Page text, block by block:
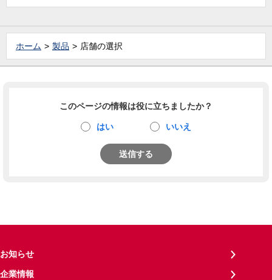
ホーム 製品 店舗の選択
このページの情報は役に立ちましたか？
はい いいえ
送信する
お知らせ
企業情報